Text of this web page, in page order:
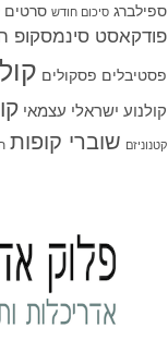
ספילברג סיכום חודש סרטים
פודקאסט סינמסקופ
פסטיבלים פסקולים
קולנוע ישראלי עצמאי
קטנוניזם שוברי קופות